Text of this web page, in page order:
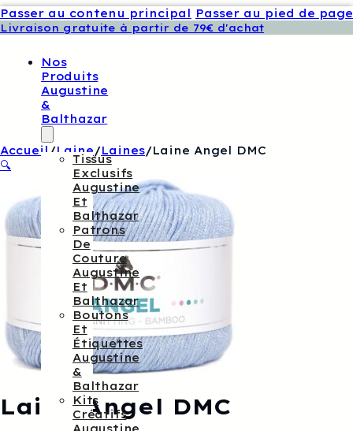
Passer au contenu principal Passer au pied de page
Livraison gratuite à partir de 79€ d'achat
Nos
Produits
Augustine
&
Balthazar
Tissus
Exclusifs
Augustine
Et
Balthazar
Patrons
De
Couture
Augustine
Et
Balthazar
Boutons
Et
Étiquettes
Augustine
&
Balthazar
Kits
Créatifs
Accueil /Laine/Laines/Laine Angel DMC
🔍
Laine Angel DMC